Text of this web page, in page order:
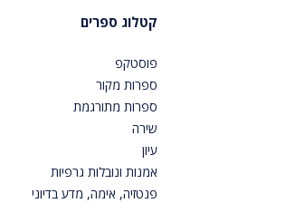
קטלוג ספרים
פוסטקפ
ספרות מקור
ספרות מתורגמת
שירה
עיון
אמנות ונובלות גרפיות
פנטזיה, אימה, מדע בדיוני